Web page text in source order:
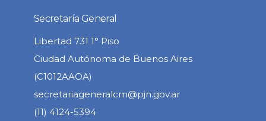
Secretaría General
Libertad 731 1° Piso
Ciudad Autónoma de Buenos Aires
(C1012AAOA)
secretariageneralcm@pjn.gov.ar
(11) 4124-5394